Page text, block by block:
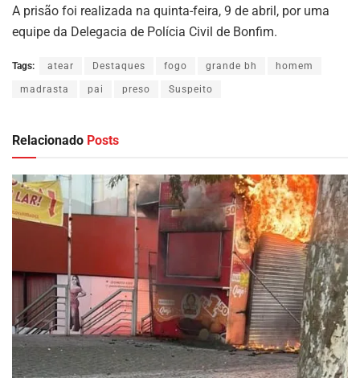
A prisão foi realizada na quinta-feira, 9 de abril, por uma
equipe da Delegacia de Polícia Civil de Bonfim.
Tags: atear Destaques fogo grande bh homem
madrasta pai preso Suspeito
Relacionado Posts